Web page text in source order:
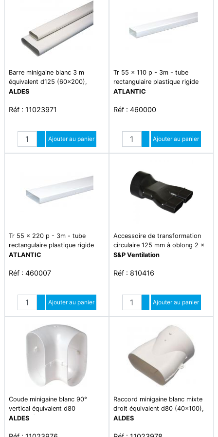
Barre minigaine blanc 3 m
équivalent d125 (60x200),
conduits et accessoires rigides
en faux-plafond et derrière
ALDES
Réf : 11023971
Quantité
Augmenter quantité
Diminuer quantité
Ajouter au panier
Tr 55 x 110 p - 3m - tube
rectangulaire plastique rigide
section 55 x 110
ATLANTIC
Réf : 460000
Quantité
Augmenter quantité
Diminuer quantité
Ajouter au panier
Tr 55 x 220 p - 3m - tube
rectangulaire plastique rigide
section 55 x 220
ATLANTIC
Réf : 460007
Quantité
Augmenter quantité
Diminuer quantité
Ajouter au panier
Accessoire de transformation
circulaire 125 mm à oblong 2 x
50 x 114 mm - acr 50/125
S&P Ventilation
Réf : 810416
Quantité
Augmenter quantité
Diminuer quantité
Ajouter au panier
Coude minigaine blanc 90°
vertical équivalent d80
(40x100), conduits et
ALDES
Raccord minigaine blanc mixte
droit équivalent d80 (40x100),
conduits et accessoires rigides
ALDES